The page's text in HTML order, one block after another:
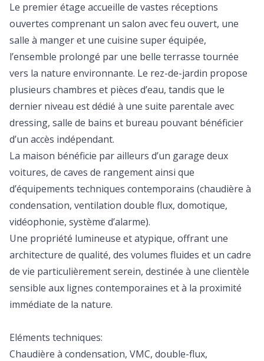
Le premier étage accueille de vastes réceptions
ouvertes comprenant un salon avec feu ouvert, une
salle à manger et une cuisine super équipée,
l’ensemble prolongé par une belle terrasse tournée
vers la nature environnante. Le rez-de-jardin propose
plusieurs chambres et pièces d’eau, tandis que le
dernier niveau est dédié à une suite parentale avec
dressing, salle de bains et bureau pouvant bénéficier
d’un accès indépendant.
La maison bénéficie par ailleurs d’un garage deux
voitures, de caves de rangement ainsi que
d’équipements techniques contemporains (chaudière à
condensation, ventilation double flux, domotique,
vidéophonie, système d’alarme).
Une propriété lumineuse et atypique, offrant une
architecture de qualité, des volumes fluides et un cadre
de vie particulièrement serein, destinée à une clientèle
sensible aux lignes contemporaines et à la proximité
immédiate de la nature.
Eléments techniques:
Chaudière à condensation, VMC, double-flux,